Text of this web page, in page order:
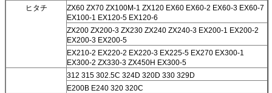
ヒタチ
ZX60 ZX70 ZX100M-1 ZX120 EX60 EX60-2 EX60-3 EX60-7
EX100-1 EX120-5 EX120-6
ZX200 ZX200-3 ZX230 ZX240 ZX240-3 EX200-1 EX200-2
EX200-3 EX200-5
EX210-2 EX220-2 EX220-3 EX225-5 EX270 EX300-1
EX300-2 ZX330-3 ZX450H EX300-5
312 315 302.5C 324D 320D 330 329D
E200B E240 320 320C